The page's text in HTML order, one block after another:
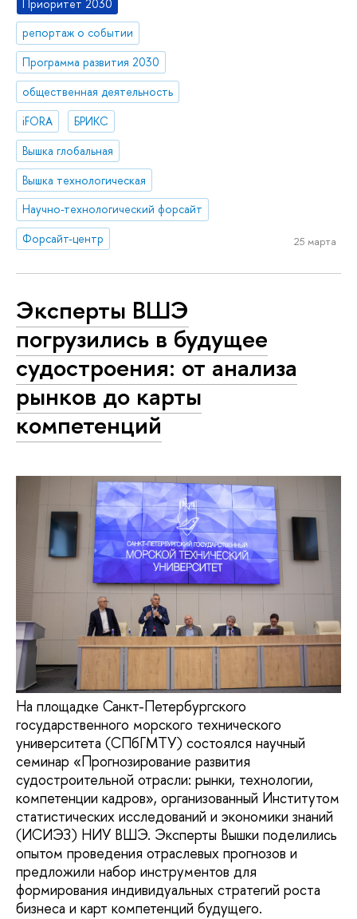
Приоритет 2030
репортаж о событии
Программа развития 2030
общественная деятельность
iFORA
БРИКС
Вышка глобальная
Вышка технологическая
Научно-технологический форсайт
Форсайт-центр
25 марта
Эксперты ВШЭ
погрузились в будущее
судостроения: от анализа
рынков до карты
компетенций
На площадке Санкт-Петербургского
государственного морского технического
университета (СПбГМТУ) состоялся научный
семинар «Прогнозирование развития
судостроительной отрасли: рынки, технологии,
компетенции кадров», организованный Институтом
статистических исследований и экономики знаний
(ИСИЭЗ) НИУ ВШЭ. Эксперты Вышки поделились
опытом проведения отраслевых прогнозов и
предложили набор инструментов для
формирования индивидуальных стратегий роста
бизнеса и карт компетенций будущего.